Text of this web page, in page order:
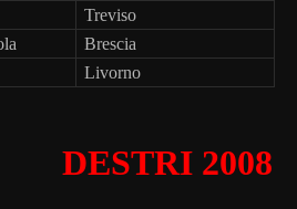
Treviso
Brescia
Livorno
DESTRI 2008